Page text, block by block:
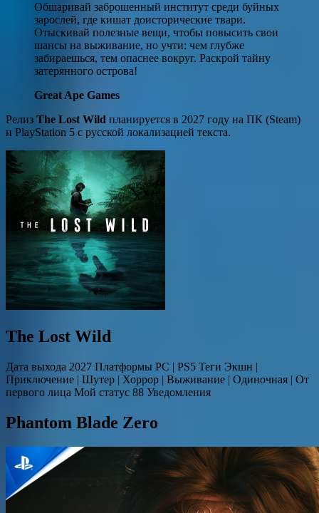
Обшаривай заброшенный институт среди буйных
зарослей, где кишат доисторические твари.
Отыскивай полезные вещи, чтобы повысить свои
шансы на выживание, но учти: чем глубже
забираешься, тем опаснее вокруг. Раскрой тайну
затерянного острова!
Great Ape Games
Релиз The Lost Wild планируется в 2027 году на ПК (Steam)
и PlayStation 5 с русской локализацией текста.
The Lost Wild
Дата выхода 2027 Платформы PC | PS5 Теги Экшн |
Приключение | Шутер | Хоррор | Выживание | Одиночная | От
первого лица Мой статус 88 Уведомления
Phantom Blade Zero